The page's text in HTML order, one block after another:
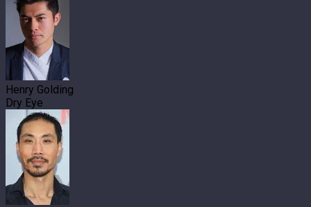
Henry Golding
Dry Eye